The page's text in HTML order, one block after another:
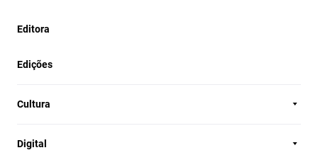
Editora
Edições
Cultura
Digital